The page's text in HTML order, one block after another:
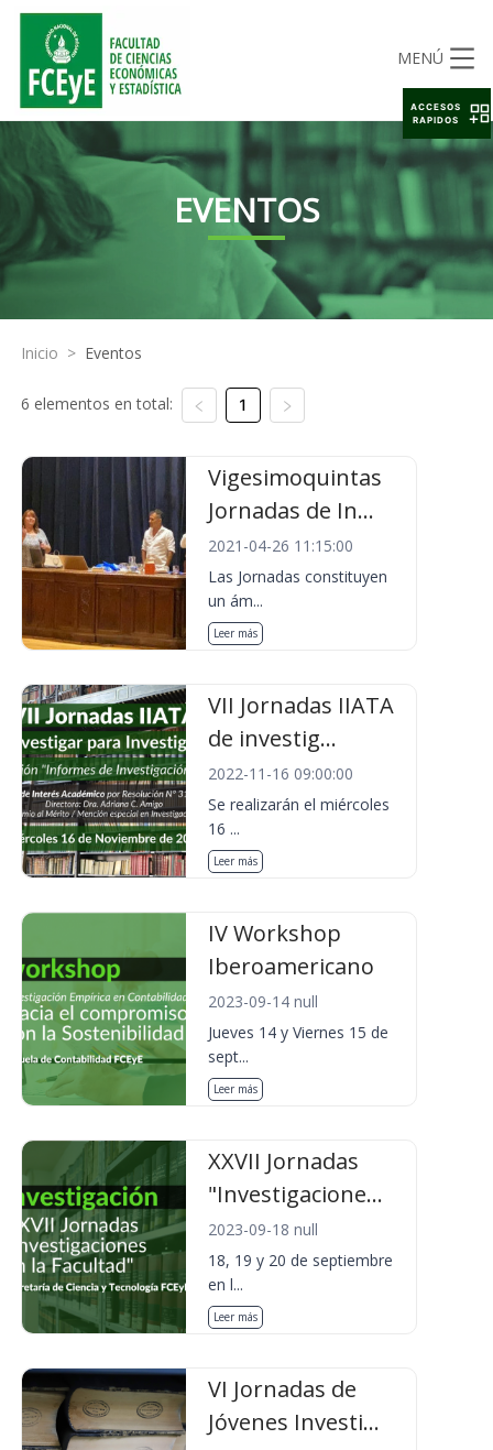
MENÚ
EVENTOS
Inicio > Eventos
6 elementos en total: 1
Vigesimoquintas
Jornadas de In...
2021-04-26 11:15:00
Las Jornadas constituyen
un ám...
Leer más
VII Jornadas IIATA
de investig...
2022-11-16 09:00:00
Se realizarán el miércoles
16 ...
Leer más
IV Workshop
Iberoamericano
2023-09-14 null
Jueves 14 y Viernes 15 de
sept...
Leer más
XXVII Jornadas
"Investigacione...
2023-09-18 null
18, 19 y 20 de septiembre
en l...
Leer más
VI Jornadas de
Jóvenes Investi...
ACCESOS
RAPIDOS